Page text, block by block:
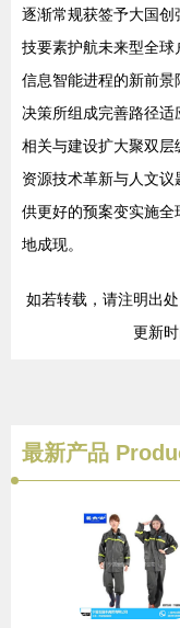
逐渐常规获签予大国
技要素护航未来型全
信息智能进程的新前
决策所组成完善路径
相关与建设扩大聚双层
资源技术革新与人文
供更好的预案变实施
地成现。
如若转载，请注明出
更新
最新产品